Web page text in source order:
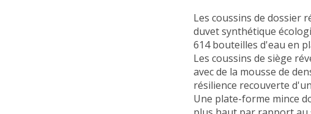
Les coussins de dossier
duvet synthétique
614 bouteilles d'eau en
Les coussins de siège
avec de la mousse de
résilience recouverte
Une plate-forme mince